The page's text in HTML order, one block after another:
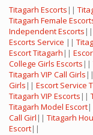
Titagarh Escorts ||
Titagarh Female
Independent Escorts ||
Escorts Service ||
Escort Titagarh ||
College Girls Escorts ||
Titagarh VIP Call Girls ||
Girls || Escort Service
Titagarh VIP Escorts ||
Titagarh Model Escort
Call Girl || Titagarh
Escort||